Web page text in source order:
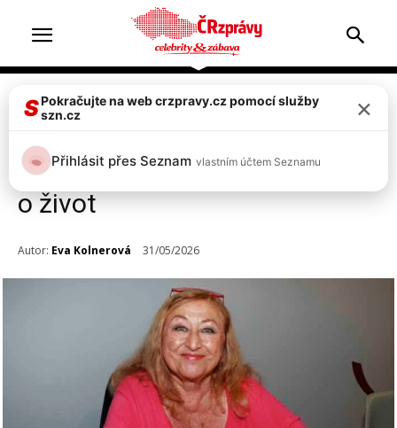
Celebrity
Halina Pawlowská poprvé
prozradila: V nemocnici mi šlo
o život
Autor: Eva Kolnerová 31/05/2026
SPokračujte na web crzpravy.cz pomocí služby
szn.cz
×
Přihlásit přes Seznam vlastním účtem Seznamu